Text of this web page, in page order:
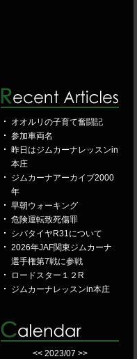
オオルリの子育て奮闘記
参加車両名
昨日はジムカーナレッスンin
本庄
ジムカーナアーカイブ2000
年
早朝ウォーキング
危険運転致死傷罪
シバタイヤR31について
2026年JAF関東ジムカーナ
選手権第7戦に参戦
ロードスター１２R
ジムカーナレッスンin本庄
<< 2023/07 >>